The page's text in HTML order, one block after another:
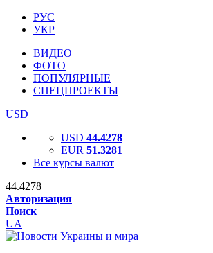
РУС
УКР
ВИДЕО
ФОТО
ПОПУЛЯРНЫЕ
СПЕЦПРОЕКТЫ
USD
USD 44.4278
EUR 51.3281
Все курсы валют
44.4278
Авторизация
Поиск
UA